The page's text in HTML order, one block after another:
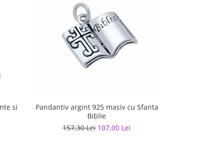
si
Pandantiv argint 925 masiv cu Sfanta
Biblie
157,30 Lei 107,00 Lei